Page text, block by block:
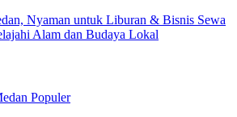
Nyaman untuk Liburan & Bisnis Sewa
Alam dan Budaya Lokal